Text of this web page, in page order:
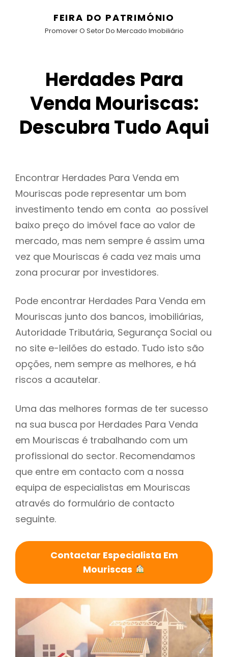
FEIRA DO PATRIMÓNIO
Promover O Setor Do Mercado Imobiliário
Herdades Para
Venda Mouriscas:
Descubra Tudo Aqui
Encontrar Herdades Para Venda em
Mouriscas pode representar um bom
investimento tendo em conta ao possível
baixo preço do imóvel face ao valor de
mercado, mas nem sempre é assim uma
vez que Mouriscas é cada vez mais uma
zona procurar por investidores.
Pode encontrar Herdades Para Venda em
Mouriscas junto dos bancos, imobiliárias,
Autoridade Tributária, Segurança Social ou
no site e-leilões do estado. Tudo isto são
opções, nem sempre as melhores, e há
riscos a acautelar.
Uma das melhores formas de ter sucesso
na sua busca por Herdades Para Venda
em Mouriscas é trabalhando com um
profissional do sector. Recomendamos
que entre em contacto com a nossa
equipa de especialistas em Mouriscas
através do formulário de contacto
seguinte.
Contactar Especialista Em
Mouriscas